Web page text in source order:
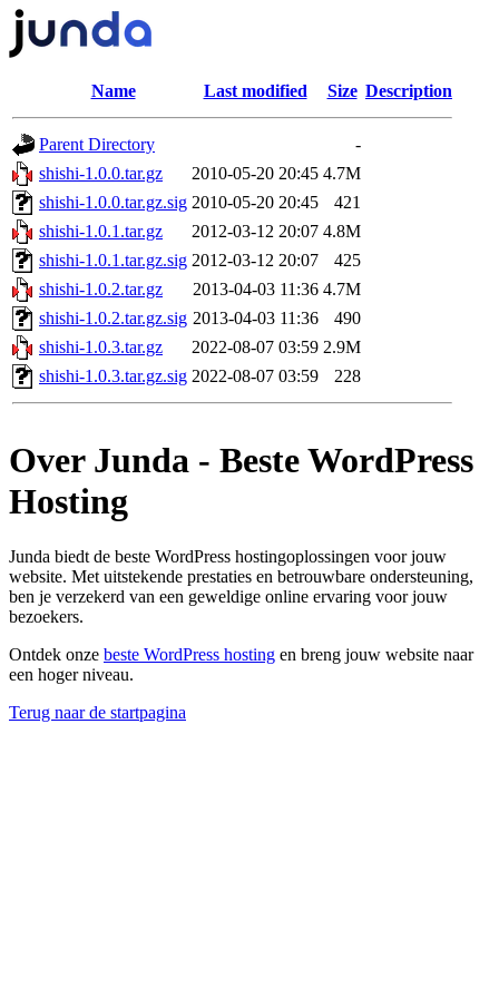
Name Last modified Size Description
Parent Directory
-
shishi-1.0.0.tar.gz
2010-05-20 20:45 4.7M
shishi-1.0.0.tar.gz.sig 2010-05-20 20:45
421
shishi-1.0.1.tar.gz
2012-03-12 20:07 4.8M
shishi-1.0.1.tar.gz.sig 2012-03-12 20:07
425
shishi-1.0.2.tar.gz
2013-04-03 11:36 4.7M
shishi-1.0.2.tar.gz.sig 2013-04-03 11:36
490
shishi-1.0.3.tar.gz
2022-08-07 03:59 2.9M
shishi-1.0.3.tar.gz.sig 2022-08-07 03:59 228
Over Junda - Beste WordPress
Hosting
Junda biedt de beste WordPress hostingoplossingen voor jouw
website. Met uitstekende prestaties en betrouwbare ondersteuning,
ben je verzekerd van een geweldige online ervaring voor jouw
bezoekers.
Ontdek onze beste WordPress hosting en breng jouw website naar
een hoger niveau.
Terug naar de startpagina